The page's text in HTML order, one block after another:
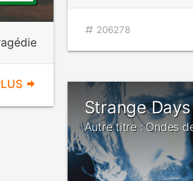
206278
Strange Days
Autre titre : Ondes